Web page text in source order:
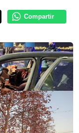
Compartir